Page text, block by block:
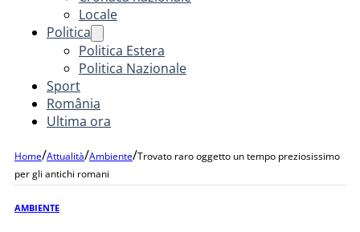
Locale
Politica
Politica Estera
Politica Nazionale
Sport
România
Ultima ora
Home/Attualità/Ambiente/Trovato raro oggetto un tempo preziosissimo
per gli antichi romani
AMBIENTE